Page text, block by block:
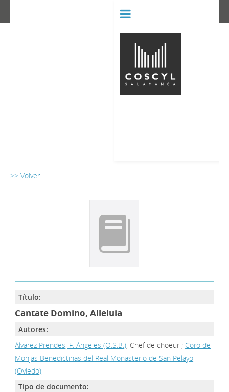
>> Volver
Título:
Cantate Domino, Alleluia
Autores:
Álvarez Prendes, F. Ángeles (O.S.B.), Chef de choeur ; Coro de
Monjas Benedictinas del Real Monasterio de San Pelayo
(Oviedo)
Tipo de documento: